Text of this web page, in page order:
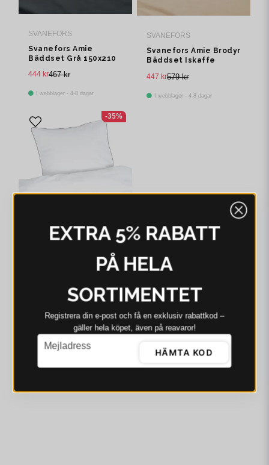
SVANEFORS
Svanefors Amie
Bäddset Grå 150x210
467 kr
444 kr
I webblager - 4-8 dagar
SVANEFORS
Svanefors Amie Brodyr
Bäddset Iskaffe
579 kr
447 kr
I webblager - 4-8 dagar
Svanefors Carlton
Bäddset Vit 220x220
1 155 kr
749 kr
I lager - Skickas omgående
-35%
EXTRA 5% RABATT
PÅ HELA
SORTIMENTET
Registrera din e‑post och få en exklusiv rabattkod –
gäller hela köpet, även på reavaror!
email
Mejladress
HÄMTA KOD